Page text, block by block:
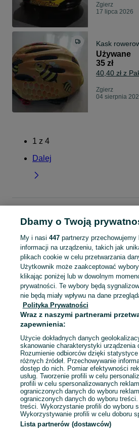
Zgierz
17 lipca 2026
Kask
Używane
35 zł
40,40 zł z
Zgierz
04 sierpnia
1 z 4
Dalej
ochraniacze
Kaski i ochraniacze - Łódzkie
KATEGORIA
Mapa kategorii
Mapa miejscowości
Mapa ministron
Popularne wyszukiwania
Dbamy o Twoją
My i nasi 447partnerzy przechowujemy
informacji na urządzeniu, takich jak
plikach cookie w celu przetwarzania
Użytkownik może zaakceptować
klikając poniżej lub w dowolnym
prywatności. Te wybory będą
nie będą miały wpływu na dane
Polityka Prywatności
Wraz z naszymi partnerami
zapewnienia:
Użycie dokładnych danych
skanowanie charakterystyki urządzenia
Rozumienie odbiorców dzięki
różnych źródeł. Przechowywanie
dostęp do nich. Pomiar efektywności
usług. Tworzenie profili w celu
profili w celu spersonalizowanych
ograniczonych danych do wyboru
ograniczonych danych do wyboru
treści. Wykorzystanie profili do wyboru
Wykorzystywanie profili w celu doboru
Lista partnerów (dostawców)